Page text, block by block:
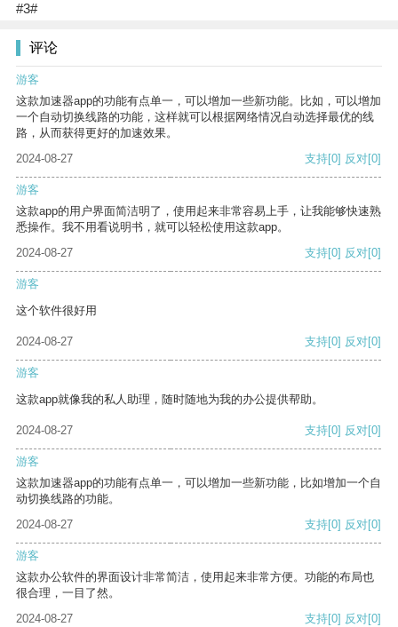
#3#
评论
游客
这款加速器app的功能有点单一，可以增加一些新功能。比如，可以增加
一个自动切换线路的功能，这样就可以根据网络情况自动选择最优的线
路，从而获得更好的加速效果。
2024-08-27
支持[0] 反对[0]
游客
这款app的用户界面简洁明了，使用起来非常容易上手，让我能够快速熟
悉操作。我不用看说明书，就可以轻松使用这款app。
2024-08-27
支持[0] 反对[0]
游客
这个软件很好用
2024-08-27 支持[0] 反对[0]
游客
这款app就像我的私人助理，随时随地为我的办公提供帮助。
2024-08-27 支持[0] 反对[0]
游客
这款加速器app的功能有点单一，可以增加一些新功能，比如增加一个自
动切换线路的功能。
2024-08-27
支持[0] 反对[0]
游客
这款办公软件的界面设计非常简洁，使用起来非常方便。功能的布局也
很合理，一目了然。
2024-08-27
支持[0] 反对[0]